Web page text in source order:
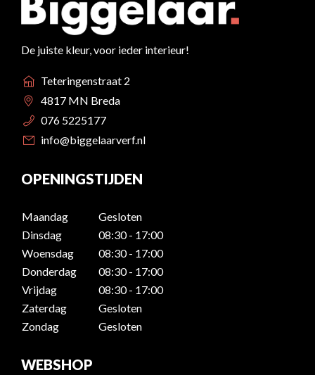
De juiste kleur, voor ieder interieur!
Teteringenstraat 2
4817 MN Breda
076 5225177
info@biggelaarverf.nl
OPENINGSTIJDEN
Maandag
Gesloten
Dinsdag
08:30 - 17:00
Woensdag
08:30 - 17:00
Donderdag
08:30 - 17:00
Vrijdag
08:30 - 17:00
Zaterdag
Gesloten
Zondag
Gesloten
WEBSHOP